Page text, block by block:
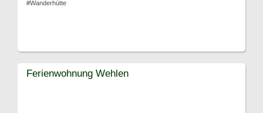
#Wanderhütte
Ferienwohnung Wehlen